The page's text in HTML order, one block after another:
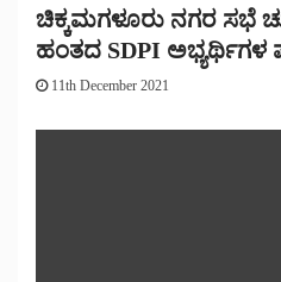
ಚಿಕ್ಕಮಗಳೂರು ನಗರ ಸಭೆ
ಹಂತದ SDPI ಅಭ್ಯರ್ಥಿಗಳ
11th December 2021